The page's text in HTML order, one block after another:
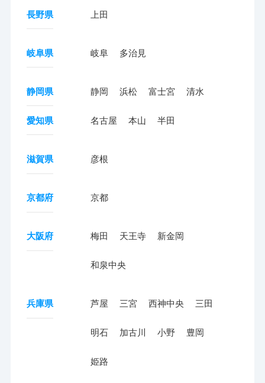
長野県 上田
岐阜県 岐阜 多治見
静岡県 静岡 浜松 富士宮 清水
愛知県 名古屋 本山 半田
滋賀県 彦根
京都府 京都
大阪府 梅田 天王寺 新金岡
和泉中央
兵庫県 芦屋 三宮 西神中央 三田
明石 加古川 小野 豊岡
姫路